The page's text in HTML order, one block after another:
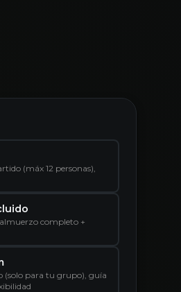
(máx 12 personas),
completo +
(solo para tu grupo), guía